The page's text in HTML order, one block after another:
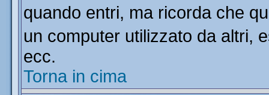
quando entri, ma ricorda che
un computer utilizzato da
ecc.
Torna in cima